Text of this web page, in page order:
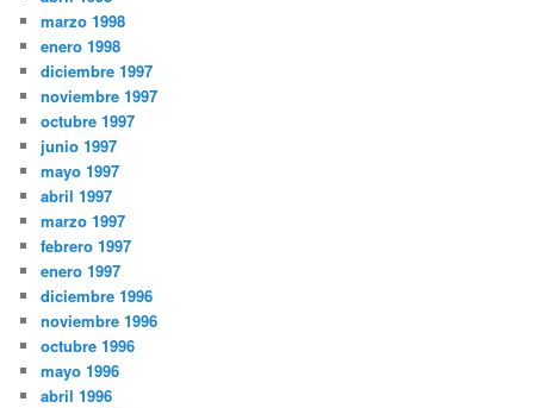
marzo 1998
enero 1998
diciembre 1997
noviembre 1997
octubre 1997
junio 1997
mayo 1997
abril 1997
marzo 1997
febrero 1997
enero 1997
diciembre 1996
noviembre 1996
octubre 1996
mayo 1996
abril 1996